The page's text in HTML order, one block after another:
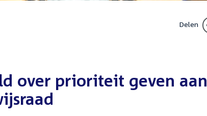
Delen
over prioriteit geven aan